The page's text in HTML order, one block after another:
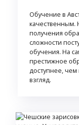
Обучение в
качественным.
получения
сложности
обучения. На
престижное
доступнее,
взгляд.